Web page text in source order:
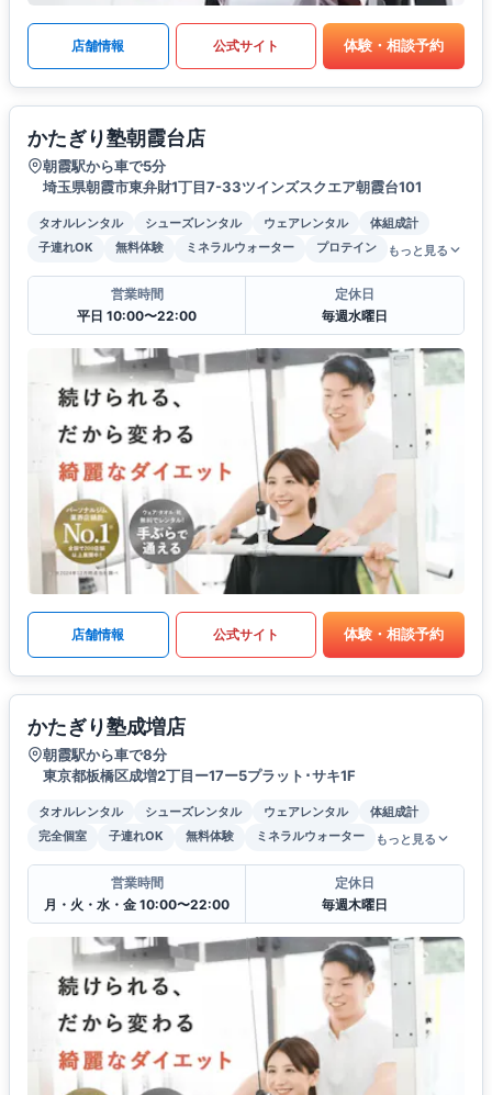
店舗情報 公式サイト 体験・相談予約
かたぎり塾朝霞台店
朝霞駅から車で5分
埼玉県朝霞市東弁財1丁目7-33ツインズスクエア朝霞台101
タオルレンタル シューズレンタル ウェアレンタル
体組成計
子連れOK
無料体験 ミネラルウォーター プロテイン もっと見る
営業時間
平日 10:00〜22:00
定休日
毎週水曜日
店舗情報 公式サイト 体験・相談予約
かたぎり塾成増店
朝霞駅から車で8分
東京都板橋区成増2丁目ー17ー5プラット･サキ1F
タオルレンタル シューズレンタル ウェアレンタル
体組成計
完全個室
子連れOK 無料体験 ミネラルウォーター もっと見る
営業時間
月・火・水・金 10:00〜22:00
定休日
毎週木曜日